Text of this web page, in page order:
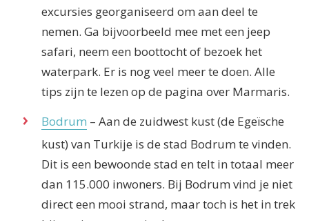
excursies georganiseerd om aan deel te
nemen. Ga bijvoorbeeld mee met een jeep
safari, neem een boottocht of bezoek het
waterpark. Er is nog veel meer te doen. Alle
tips zijn te lezen op de pagina over Marmaris.
Bodrum – Aan de zuidwest kust (de Egeïsche
kust) van Turkije is de stad Bodrum te vinden.
Dit is een bewoonde stad en telt in totaal meer
dan 115.000 inwoners. Bij Bodrum vind je niet
direct een mooi strand, maar toch is het in trek